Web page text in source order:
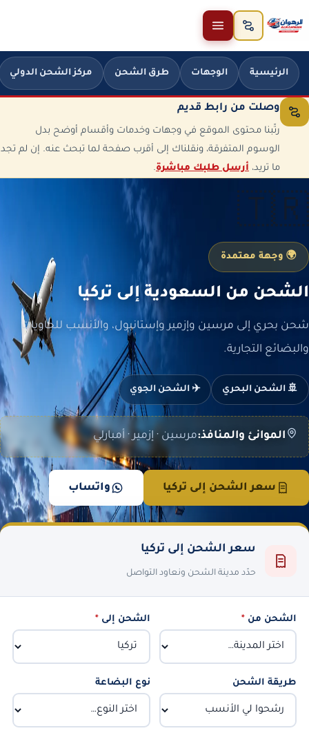
تخطَّ إلى المحتوى
الرئيسية الوجهات طرق الشحن مركز الشحن الدولي
وصلت من رابط قديم
رتّبنا محتوى الموقع في وجهات وخدمات وأقسام أوضح بدل
الوسوم المتفرقة، ونقلناك إلى أقرب صفحة لما تبحث عنه. إن لم تجد
ما تريد، أرسل طلبك مباشرة.
🇹🇷
🌍 وجهة معتمدة
الشحن من السعودية إلى تركيا
شحن بحري إلى مرسين وإزمير وإستانبول، والأنسب للحاويات
والبضائع التجارية.
🚢 الشحن البحري ✈️ الشحن الجوي
الموانئ والمنافذ:مرسين · إزمير · أمبارلي
سعر الشحن إلى تركيا واتساب
سعر الشحن إلى تركيا
حدّد مدينة الشحن ونعاود التواصل
الشحن من * الشحن إلى*
طريقة الشحن نوع البضاعة